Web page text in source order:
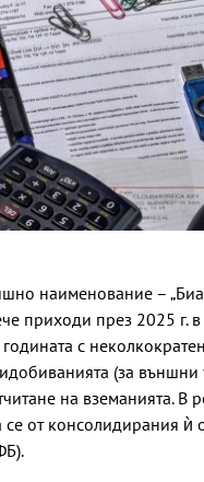
наименование –
приходи през 2025 г.
с
(за
на вземанията. В
от консолидирания ѝ